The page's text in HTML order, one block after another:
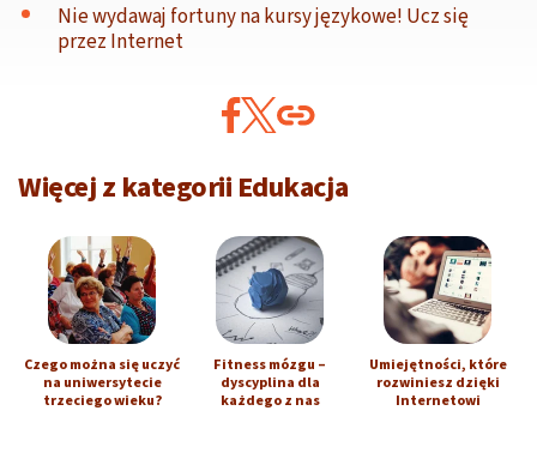
Nie wydawaj fortuny na kursy językowe! Ucz się
przez Internet
Więcej z kategorii Edukacja
Czego można się uczyć
na uniwersytecie
trzeciego wieku?
Fitness mózgu –
dyscyplina dla
każdego z nas
Umiejętności, które
rozwiniesz dzięki
Internetowi